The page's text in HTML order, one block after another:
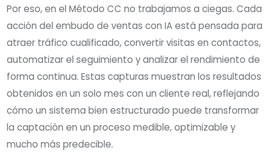
Por eso, en el Método CC no trabajamos a ciegas. Cada
acción del embudo de ventas con IA está pensada para
atraer tráfico cualificado, convertir visitas en contactos,
automatizar el seguimiento y analizar el rendimiento de
forma continua. Estas capturas muestran los resultados
obtenidos en un solo mes con un cliente real, reflejando
cómo un sistema bien estructurado puede transformar
la captación en un proceso medible, optimizable y
mucho más predecible.